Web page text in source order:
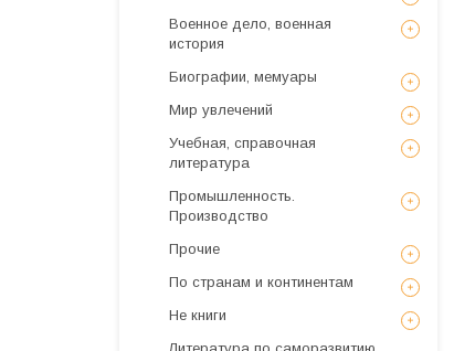
Военное дело, военная
история
Биографии, мемуары
Мир увлечений
Учебная, справочная
литература
Промышленность.
Производство
Прочие
По странам и континентам
Не книги